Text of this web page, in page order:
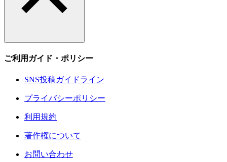
ご利用ガイド・ポリシー
SNS投稿ガイドライン
プライバシーポリシー
利用規約
著作権について
お問い合わせ